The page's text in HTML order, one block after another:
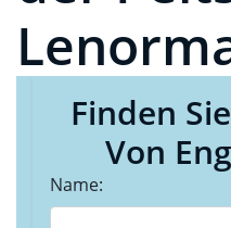
Finden
Von
Name: